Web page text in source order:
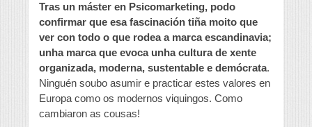
Tras un máster en Psicomarketing, podo
confirmar que esa fascinación tiña moito que
ver con todo o que rodea a marca escandinavia;
unha marca que evoca unha cultura de xente
organizada, moderna, sustentable e demócrata.
Ninguén soubo asumir e practicar estes valores en
Europa como os modernos viquingos. Como
cambiaron as cousas!